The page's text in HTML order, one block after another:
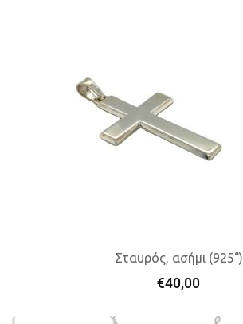
Προσθήκη Στο Καλάθι
Σταυρός, ασήμι (925°)
€40,00